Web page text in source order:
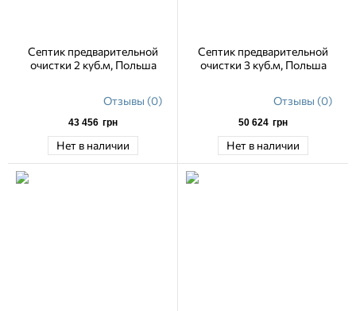
Септик предварительной
очистки 2 куб.м, Польша
Отзывы (0)
43 456 грн
Нет в наличии
Септик предварительной
очистки 3 куб.м, Польша
Отзывы (0)
50 624 грн
Нет в наличии